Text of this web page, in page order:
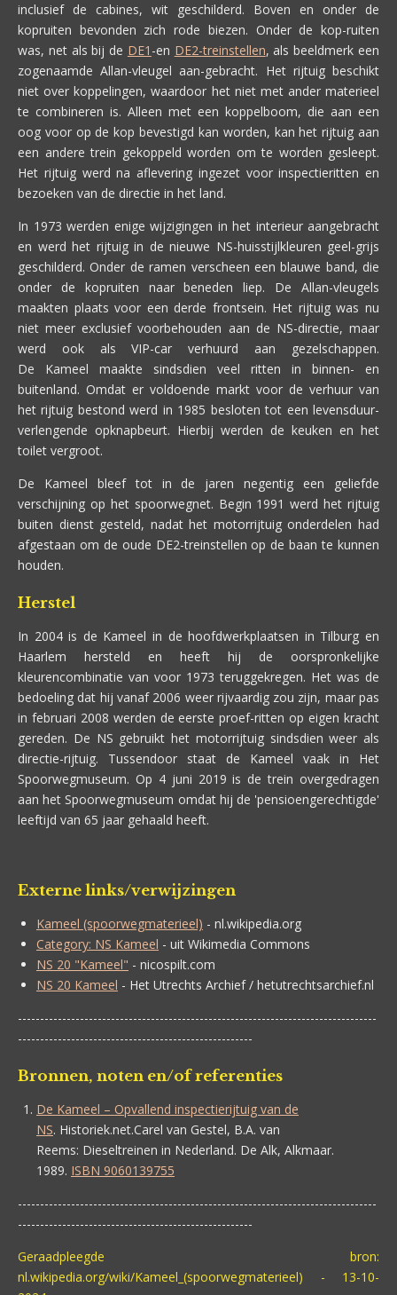
inclusief de cabines, wit geschilderd. Boven en onder de
kopruiten bevonden zich rode biezen. Onder de kop-ruiten
was, net als bij de DE1 -en DE2-treinstellen, als beeldmerk een
zogenaamde Allan-vleugel aan-gebracht. Het rijtuig beschikt
niet over koppelingen, waardoor het niet met ander materieel
te combineren is. Alleen met een koppelboom, die aan een
oog voor op de kop bevestigd kan worden, kan het rijtuig aan
een andere trein gekoppeld worden om te worden gesleept.
Het rijtuig werd na aflevering ingezet voor inspectieritten en
bezoeken van de directie in het land.
In 1973 werden enige wijzigingen in het interieur aangebracht
en werd het rijtuig in de nieuwe NS-huisstijlkleuren geel-grijs
geschilderd. Onder de ramen verscheen een blauwe band, die
onder de kopruiten naar beneden liep. De Allan-vleugels
maakten plaats voor een derde frontsein. Het rijtuig was nu
niet meer exclusief voorbehouden aan de NS-directie, maar
werd ook als VIP-car verhuurd aan gezelschappen.
De Kameel maakte sindsdien veel ritten in binnen- en
buitenland. Omdat er voldoende markt voor de verhuur van
het rijtuig bestond werd in 1985 besloten tot een levensduur-
verlengende opknapbeurt. Hierbij werden de keuken en het
toilet vergroot.
De Kameel bleef tot in de jaren negentig een geliefde
verschijning op het spoorwegnet. Begin 1991 werd het rijtuig
buiten dienst gesteld, nadat het motorrijtuig onderdelen had
afgestaan om de oude DE2-treinstellen op de baan te kunnen
houden.
Herstel
In 2004 is de Kameel in de hoofdwerkplaatsen in Tilburg en
Haarlem hersteld en heeft hij de oorspronkelijke
kleurencombinatie van voor 1973 teruggekregen. Het was de
bedoeling dat hij vanaf 2006 weer rijvaardig zou zijn, maar pas
in februari 2008 werden de eerste proef-ritten op eigen kracht
gereden. De NS gebruikt het motorrijtuig sindsdien weer als
directie-rijtuig. Tussendoor staat de Kameel vaak in Het
Spoorwegmuseum. Op 4 juni 2019 is de trein overgedragen
aan het Spoorwegmuseum omdat hij de 'pensioengerechtigde'
leeftijd van 65 jaar gehaald heeft.
Externe links/verwijzingen
Kameel (spoorwegmaterieel) - nl.wikipedia.org
Category: NS Kameel - uit Wikimedia Commons
NS 20 "Kameel" - nicospilt.com
NS 20 Kameel - Het Utrechts Archief / hetutrechtsarchief.nl
---------------------------------------------------------------------------------
-----------------------------------------------------
Bronnen, noten en/of referenties
De Kameel – Opvallend inspectierijtuig van de
NS. Historiek.net.Carel van Gestel, B.A. van
Reems: Dieseltreinen in Nederland. De Alk, Alkmaar.
1989. ISBN 9060139755
---------------------------------------------------------------------------------
-----------------------------------------------------
Geraadpleegde bron:
nl.wikipedia.org/wiki/Kameel_(spoorwegmaterieel) - 13-10-